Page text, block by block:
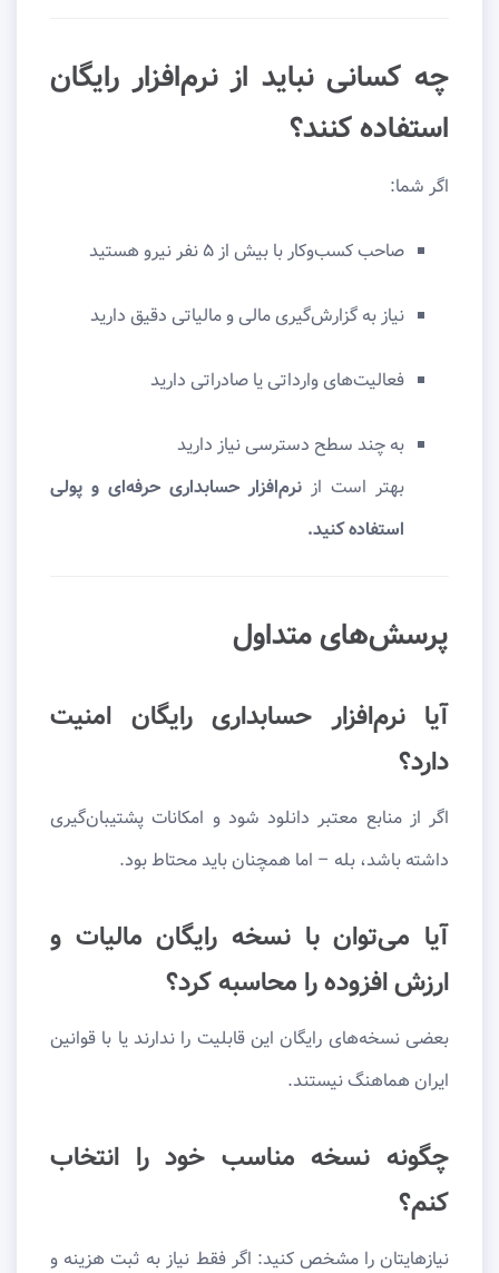
چه کسانی نباید از نرم‌افزار رایگان
استفاده کنند؟
اگر شما:
صاحب کسب‌وکار با بیش از ۵ نفر نیرو هستید
نیاز به گزارش‌گیری مالی و مالیاتی دقیق دارید
فعالیت‌های وارداتی یا صادراتی دارید
به چند سطح دسترسی نیاز دارید
بهتر است از نرم‌افزار حسابداری حرفه‌ای و پولی
استفاده کنید.
پرسش‌های متداول
آیا نرم‌افزار حسابداری رایگان امنیت
دارد؟
اگر از منابع معتبر دانلود شود و امکانات پشتیبان‌گیری
داشته باشد، بله – اما همچنان باید محتاط بود.
آیا می‌توان با نسخه رایگان مالیات و
ارزش افزوده را محاسبه کرد؟
بعضی نسخه‌های رایگان این قابلیت را ندارند یا با قوانین
ایران هماهنگ نیستند.
چگونه نسخه مناسب خود را انتخاب
کنم؟
نیازهایتان را مشخص کنید: اگر فقط نیاز به ثبت هزینه و